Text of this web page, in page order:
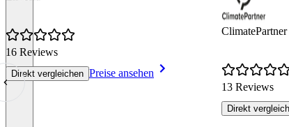
16 Reviews
Direkt vergleichen Preise ansehen
13 Reviews
Direkt